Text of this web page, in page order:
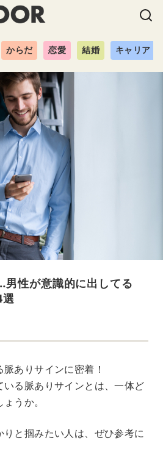
からだ 恋愛 結婚 キャリア
性が意識的に出してる
選
ありサインに密着！
る脈ありサインとは、一体ど
うか。
と掴みたい人は、ぜひ参考に